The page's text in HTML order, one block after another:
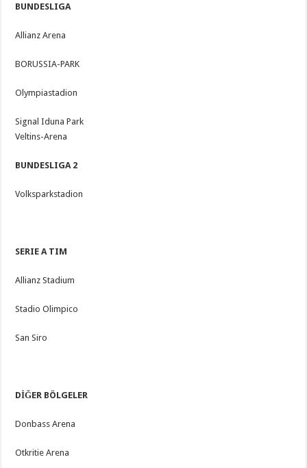
BUNDESLIGA
Allianz Arena
BORUSSIA-PARK
Olympiastadion
Signal Iduna Park
Veltins-Arena
BUNDESLIGA 2
Volksparkstadion
SERIE A TIM
Allianz Stadium
Stadio Olimpico
San Siro
DİĞER BÖLGELER
Donbass Arena
Otkritie Arena